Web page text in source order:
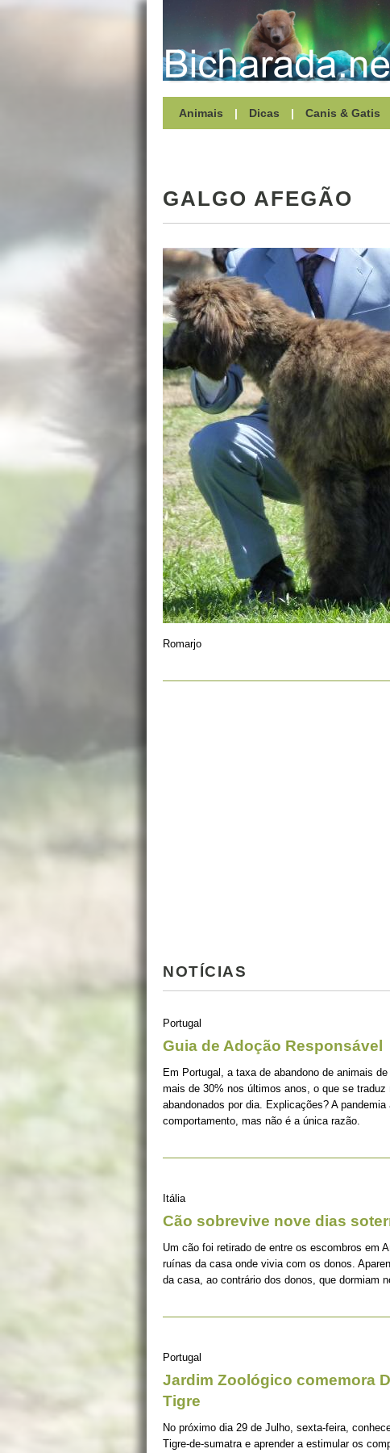
Animais | Dicas | Canis & Gatis
GALGO AFEGÃO
Romarjo
NOTÍCIAS
Portugal
Guia de Adoção Responsável
Em Portugal, a taxa de abandono de animais
mais de 30% nos últimos anos, o que se traduz
abandonados por dia. Explicações? A pandemia
comportamento, mas não é a única razão.
Itália
Cão sobrevive nove dias
Um cão foi retirado de entre os escombros em
ruínas da casa onde vivia com os donos.
da casa, ao contrário dos donos, que dormiam
Portugal
Jardim Zoológico comemora
Tigre
No próximo dia 29 de Julho, sexta-feira,
Tigre-de-sumatra e aprender a estimular os